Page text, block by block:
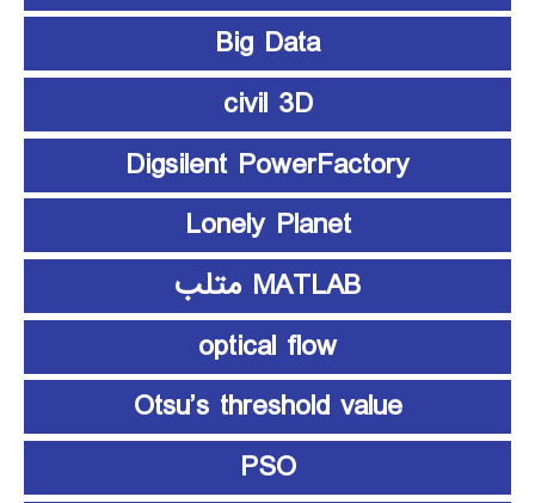
Big Data
civil 3D
Digsilent PowerFactory
Lonely Planet
MATLAB متلب
optical flow
Otsu’s threshold value
PSO